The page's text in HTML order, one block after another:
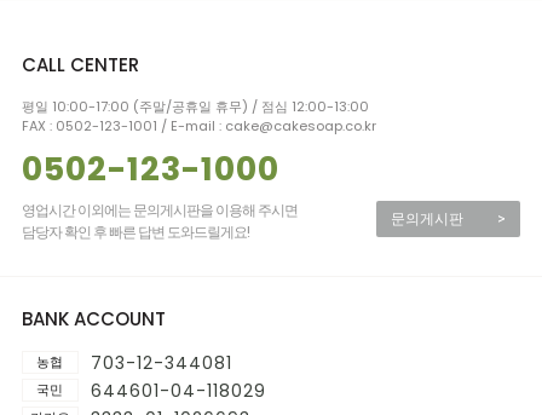
CALL CENTER
평일 10:00-17:00 (주말/공휴일 휴무) / 점심 12:00-13:00
FAX : 0502-123-1001 / E-mail : cake@cakesoap.co.kr
0502-123-1000
영업시간 이외에는 문의게시판을 이용해 주시면
담당자 확인 후 빠른 답변 도와드릴게요!
문의게시판 >
BANK ACCOUNT
농협 703-12-344081
국민 644601-04-118029